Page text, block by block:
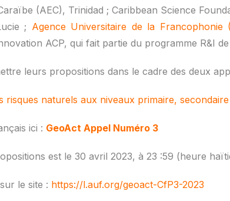
(AEC), Trinidad ; Caribbean Science
; Agence Universitaire de la Francophonie
ACP, qui fait partie du programme R&I de
leurs propositions dans le cadre des deux
risques naturels aux niveaux primaire,
ici : GeoAct Appel Numéro 3
est le 30 avril 2023, à 23 :59 (heure
le site : https://l.auf.org/geoact-CfP3-2023